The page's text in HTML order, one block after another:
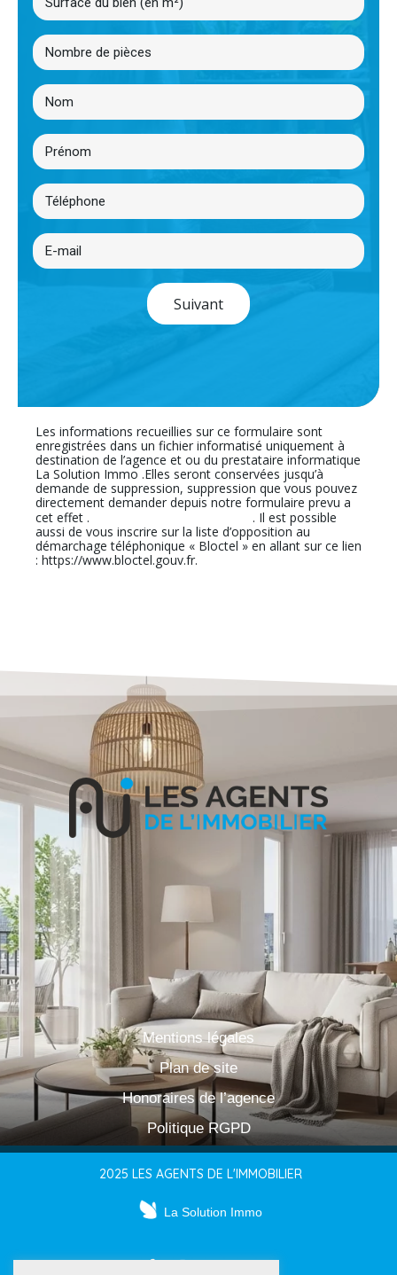
Suivant
Les informations recueillies sur ce formulaire sont
enregistrées dans un fichier informatisé uniquement à
destination de l’agence et ou du prestataire informatique
La Solution Immo .Elles seront conservées jusqu’à
demande de suppression, suppression que vous pouvez
directement demander depuis notre formulaire prevu a
cet effet .
En cliquant sur ce lien
. Il est possible
aussi de vous inscrire sur la liste d’opposition au
démarchage téléphonique « Bloctel » en allant sur ce lien
: https://www.bloctel.gouv.fr.
Mentions légales
Plan de site
Honoraires de l’agence
Politique RGPD
2025 LES AGENTS DE L'IMMOBILIER
La Solution Immo